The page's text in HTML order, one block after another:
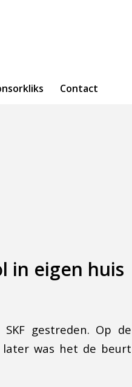
Contact
in eigen huis
gestreden. Op de
later was het de beurt